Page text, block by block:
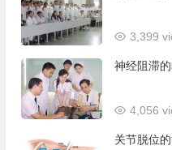
3,399
神经阻滞
4,056
关节脱位